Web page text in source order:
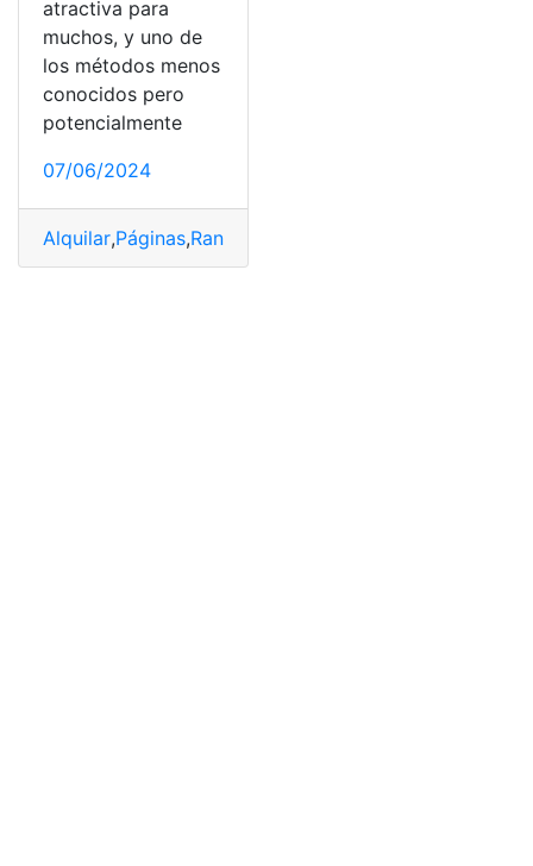
atractiva para
muchos, y uno de
los métodos menos
conocidos pero
potencialmente
07/06/2024
Alquilar,Páginas,Rank